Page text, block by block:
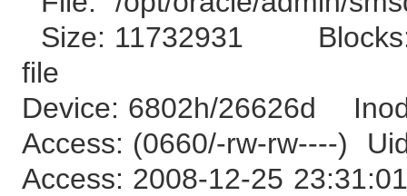
Size: 11732931
file
Device: 6802h/26626d
Access: (0660/-rw-rw----)
Access: 2008-12-25